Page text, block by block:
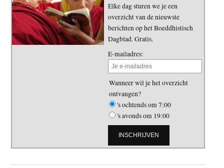
Elke dag sturen we je een
overzicht van de nieuwste
berichten op het Boeddhistisch
Dagblad. Gratis.
E-mailadres:
Wanneer wil je het overzicht
ontvangen?
's ochtends om 7:00
's avonds om 19:00